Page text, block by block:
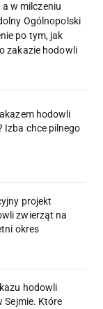
a w milczeniu
Ogólnopolski
po tym, jak
zakazie hodowli
hodowli
Izba chce pilnego
projekt
zwierząt na
okres
hodowli
Sejmie. Które